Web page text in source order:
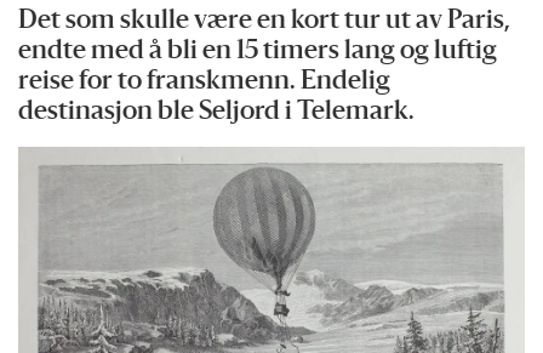
Det som skulle være en kort tur ut av Paris,
endte med å bli en 15 timers lang og luftig
reise for to franskmenn. Endelig
destinasjon ble Seljord i Telemark.